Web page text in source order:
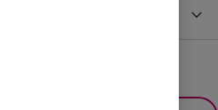
till och från utlandet?